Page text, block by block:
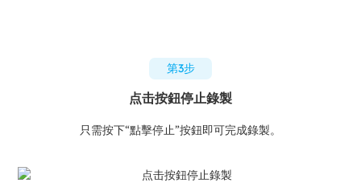
第3步
点击按鈕停止錄製
只需按下“點擊停止”按鈕即可完成錄製。